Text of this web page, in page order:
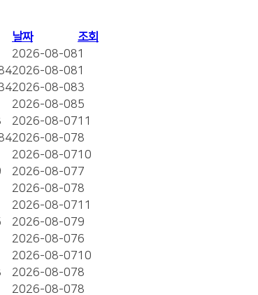
날짜
조회
2026-08-081
2026-08-081
2026-08-083
2026-08-085
2026-08-0711
2026-08-078
2026-08-0710
2026-08-077
2026-08-078
2026-08-0711
2026-08-079
2026-08-076
2026-08-0710
2026-08-078
2026-08-078